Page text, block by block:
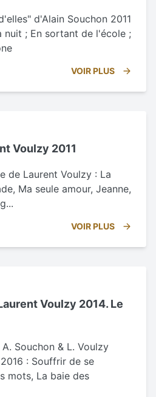
d'Alain Souchon 2011
nuit ; En sortant de l'école ;
VOIR PLUS
Voulzy 2011
de Laurent Voulzy : La
Ma seule amour, Jeanne,
VOIR PLUS
Voulzy 2014. Le
Souchon & L. Voulzy
: Souffrir de se
mots, La baie des